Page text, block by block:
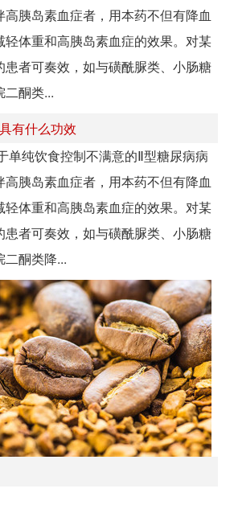
高胰岛素血症者，用本药不但有降血
体重和高胰岛素血症的效果。对某
者可奏效，如与磺酰脲类、小肠糖
二酮类...
有什么功效
单纯饮食控制不满意的Ⅱ型糖尿病病
高胰岛素血症者，用本药不但有降血
体重和高胰岛素血症的效果。对某
者可奏效，如与磺酰脲类、小肠糖
酮类降...